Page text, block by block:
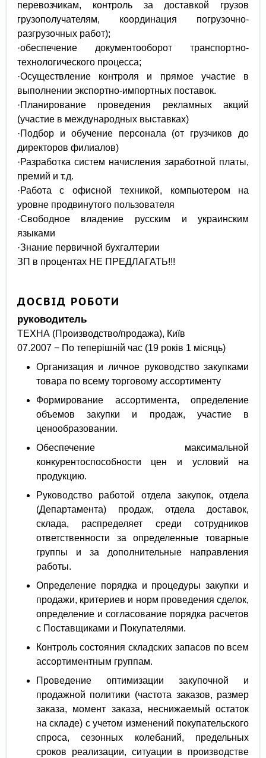
перевозчикам, контроль за доставкой грузов
грузополучателям, координация погрузочно-
разгрузочных работ);
·обеспечение документооборот транспортно-
технологического процесса;
·Осуществление контроля и прямое участие в
выполнении экспортно-импортных поставок.
·Планирование проведения рекламных акций
(участие в международных выставках)
·Подбор и обучение персонала (от грузчиков до
директоров филиалов)
·Разработка систем начисления заработной платы,
премий и т.д.
·Работа с офисной техникой, компьютером на
уровне продвинутого пользователя
·Свободное владение русским и украинским
языками
·Знание первичной бухгалтерии
ЗП в процентах НЕ ПРЕДЛАГАТЬ!!!
ДОСВІД РОБОТИ
руководитель
ТЕХНА (Производство/продажа), Київ
07.2007 − По теперішній час (19 років 1 місяць)
Организация и личное руководство закупками
товара по всему торговому ассортименту
Формирование ассортимента, определение
объемов закупки и продаж, участие в
ценообразовании.
Обеспечение максимальной
конкурентоспособности цен и условий на
продукцию.
Руководство работой отдела закупок, отдела
(Департамента) продаж, отдела доставок,
склада, распределяет среди сотрудников
ответственности за определенные товарные
группы и за дополнительные направления
работы.
Определение порядка и процедуры закупки и
продажи, критериев и норм проведения сделок,
определение и согласование порядка расчетов
с Поставщиками и Покупателями.
Контроль состояния складских запасов по всем
ассортиментным группам.
Проведение оптимизации закупочной и
продажной политики (частота заказов, размер
заказа, момент заказа, неснижаемый остаток
на складе) с учетом изменений покупательского
спроса, сезонных колебаний, предельных
сроков реализации, ситуации в производстве